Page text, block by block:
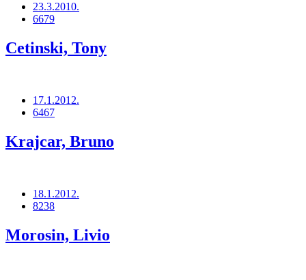
23.3.2010.
6679
Cetinski, Tony
17.1.2012.
6467
Krajcar, Bruno
18.1.2012.
8238
Morosin, Livio